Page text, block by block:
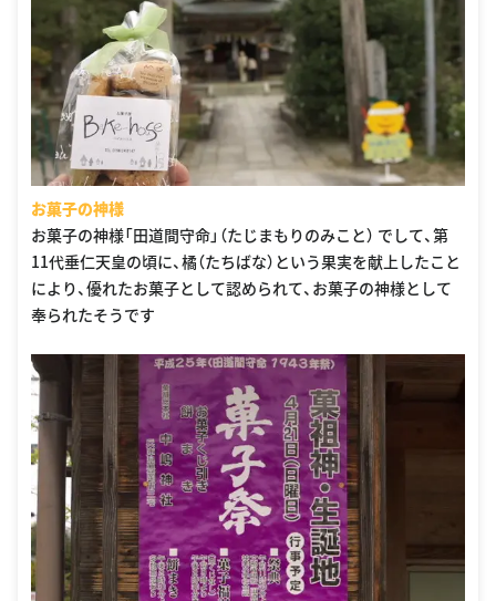
お菓子の神様
お菓子の神様「田道間守命」（たじまもりのみこと） でして、第
11代垂仁天皇の頃に、橘（たちばな）という果実を献上したこと
により、優れたお菓子として認められて、お菓子の神様として
奉られたそうです